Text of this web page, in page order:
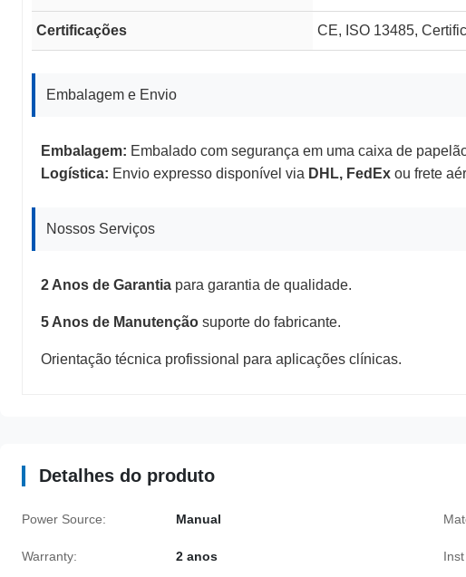
Certificações CE, ISO 13485,
Embalagem e Envio
Embalagem: Embalado com segurança em uma caixa de
Logística: Envio expresso disponível via DHL, FedEx ou frete
Nossos Serviços
2 Anos de Garantia para garantia de qualidade.
5 Anos de Manutenção suporte do fabricante.
Orientação técnica profissional para aplicações clínicas.
Detalhes do produto
Power Source: Manual
Warranty: 2 anos